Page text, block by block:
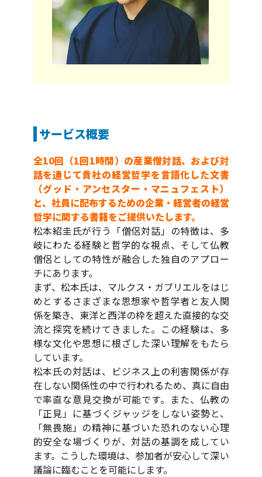
サービス概要
全10回（1回1時間）の産業僧対話、および対
話を通じて貴社の経営哲学を言語化した文書
（グッド・アンセスター・マニュフェスト）
と、社員に配布するための企業・経営者の経営
哲学に関する書籍をご提供いたします。
松本紹圭氏が行う「僧侶対話」の特徴は、多
岐にわたる経験と哲学的な視点、そして仏教
僧侶としての特性が融合した独自のアプロー
チにあります。
まず、松本氏は、マルクス・ガブリエルをはじ
めとするさまざまな思想家や哲学者と友人関
係を築き、東洋と西洋の枠を超えた直接的な交
流と探究を続けてきました。この経験は、多
様な文化や思想に根ざした深い理解をもたら
しています。
松本氏の対話は、ビジネス上の利害関係が存
在しない関係性の中で行われるため、真に自由
で率直な意見交換が可能です。また、仏教の
「正見」に基づくジャッジをしない姿勢と、
「無畏施」の精神に基づいた恐れのない心理
的安全な場づくりが、対話の基調を成してい
ます。こうした環境は、参加者が安心して深い
議論に臨むことを可能にします。